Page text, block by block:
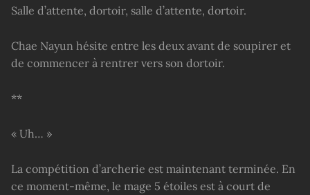
Salle d’attente, dortoir, salle d’attente, dortoir.
Chae Nayun hésite entre les deux avant de soupirer et
de commencer à rentrer vers son dortoir.
**
« Uh… »
La compétition d’archerie est maintenant terminée. En
ce moment-même, le mage 5 étoiles est à court de